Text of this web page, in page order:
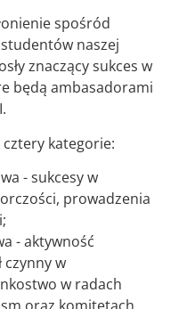
spośród
naszej
znaczący sukces w
będą ambasadorami
kategorie:
- sukcesy w
prowadzenia
- aktywność
czynny w
w radach